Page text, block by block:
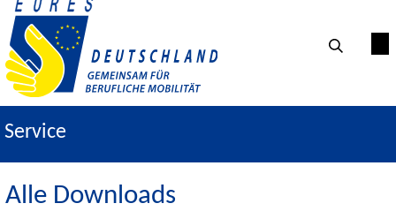
Service
Alle Downloads